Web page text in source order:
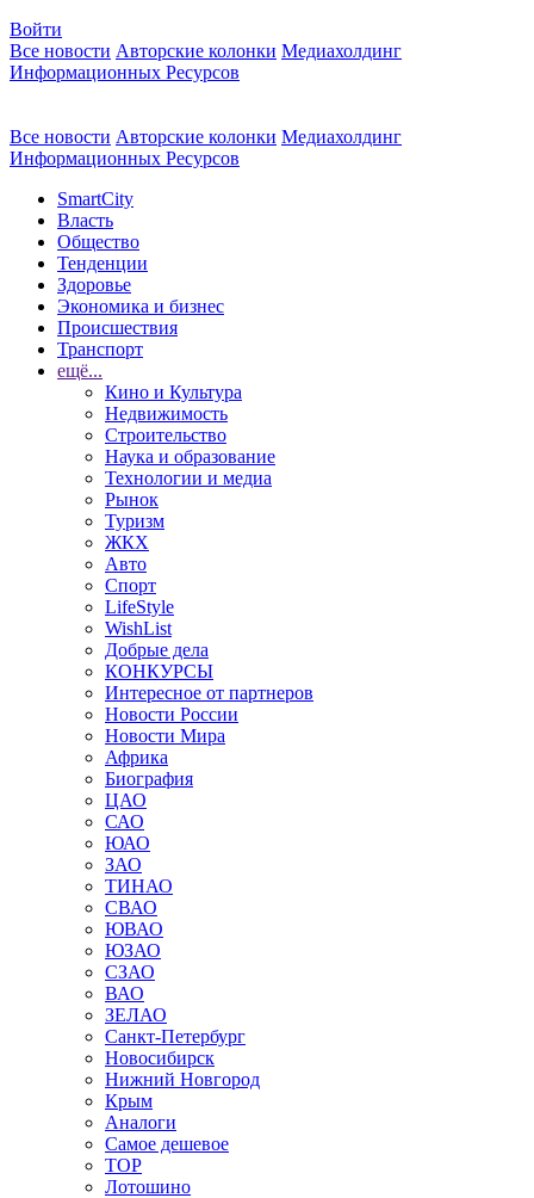
Войти
Все новости Авторские колонки Медиахолдинг
Информационных Ресурсов
Все новости Авторские колонки Медиахолдинг
Информационных Ресурсов
SmartCity
Власть
Общество
Тенденции
Здоровье
Экономика и бизнес
Происшествия
Транспорт
ещё...
Кино и Культура
Недвижимость
Строительство
Наука и образование
Технологии и медиа
Рынок
Туризм
ЖКХ
Авто
Спорт
LifeStyle
WishList
Добрые дела
КОНКУРСЫ
Интересное от партнеров
Новости России
Новости Мира
Африка
Биография
ЦАО
САО
ЮАО
ЗАО
ТИНАО
СВАО
ЮВАО
ЮЗАО
СЗАО
ВАО
ЗЕЛАО
Санкт-Петербург
Новосибирск
Нижний Новгород
Крым
Аналоги
Самое дешевое
TOP
Лотошино